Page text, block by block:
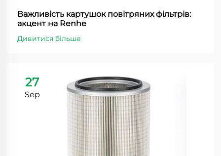
Важливість картушок повітряних фільтрів:
акцент на Renhe
Дивитися більше
27
Sep